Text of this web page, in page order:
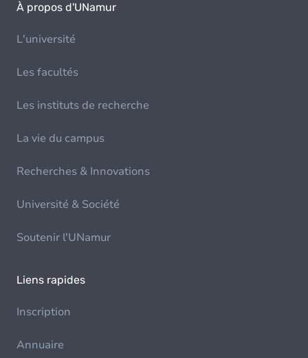
À propos d'UNamur
L'université
Les facultés
Les instituts de recherche
La vie du campus
Recherches & Innovations
Université & Société
Soutenir l'UNamur
Liens rapides
Inscription
Annuaire